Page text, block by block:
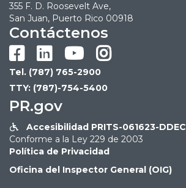
355 F. D. Roosevelt Ave,
San Juan, Puerto Rico 00918
Contáctenos

  
Tel. (787) 765-2900
TTY: (787)-754-5400
PR.gov

Accesibilidad PRITS-061623-DDEC
Conforme a la Ley 229 de 2003
Política de Privacidad
Oficina del Inspector General (OIG)